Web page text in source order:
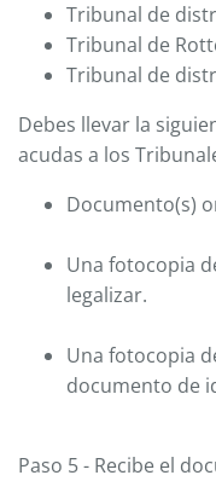
Tribunal de
Tribunal de
Tribunal de
Debes llevar la
acudas a los
Documento(s)
Una fotocopia
legalizar.
Una fotocopia
documento de
Paso 5 - Recibe el